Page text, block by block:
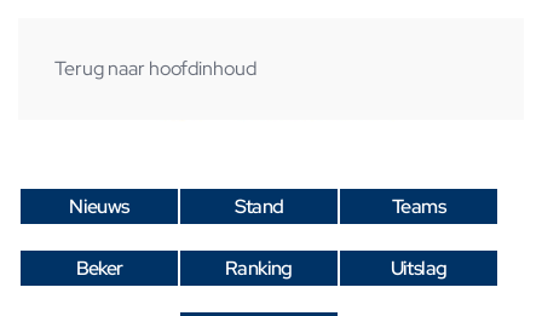
Terug naar hoofdinhoud
Nieuws Stand Teams
Beker Ranking Uitslag